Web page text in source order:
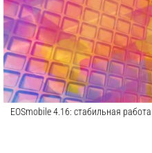
EOSmobile 4.16: стабильная